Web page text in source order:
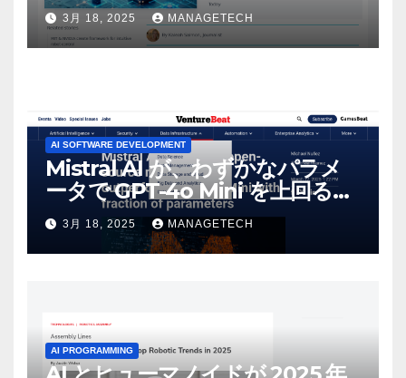
3月 18, 2025 MANAGETECH
AI SOFTWARE DEVELOPMENT
Mistral AI が、わずかなパラメ
ータで GPT-4o Mini を上回る新
しいオープンソース モデルをリ
リース | VentureBeat
3月 18, 2025 MANAGETECH
AI PROGRAMMING